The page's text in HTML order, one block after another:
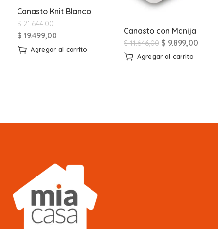
Canasto Knit Blanco
$21.644,00
$ 19.499,00
Agregar al carrito
Canasto con Manija
$11.646,00 $ 9.899,00
Agregar al carrito